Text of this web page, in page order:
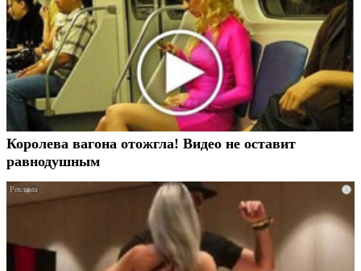
Королева вагона отожгла! Видео не оставит
равнодушным
i